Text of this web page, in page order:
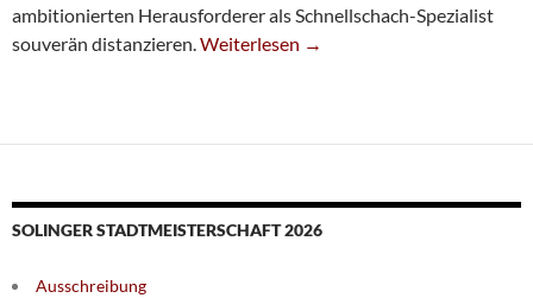
ambitionierten Herausforderer als Schnellschach-Spezialist
souverän distanzieren.Niklas Nink Verteidigt Jugend-
Weiterlesen →
SOLINGER STADTMEISTERSCHAFT 2026
Ausschreibung